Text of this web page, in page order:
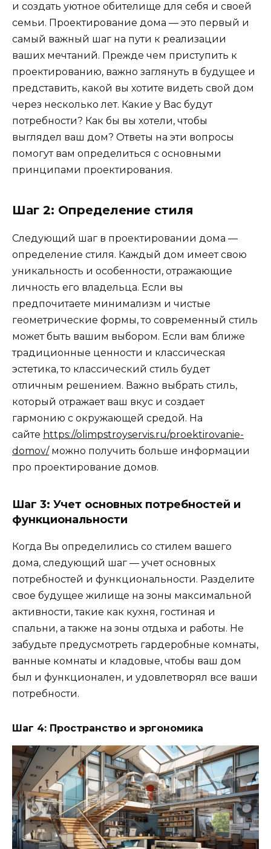
и создать уютное обителище для себя и своей
семьи. Проектирование дома — это первый и
самый важный шаг на пути к реализации
ваших мечтаний. Прежде чем приступить к
проектированию, важно заглянуть в будущее и
представить, какой вы хотите видеть свой дом
через несколько лет. Какие у Вас будут
потребности? Как бы вы хотели, чтобы
выглядел ваш дом? Ответы на эти вопросы
помогут вам определиться с основными
принципами проектирования.
Шаг 2: Определение стиля
Следующий шаг в проектировании дома —
определение стиля. Каждый дом имеет свою
уникальность и особенности, отражающие
личность его владельца. Если вы
предпочитаете минимализм и чистые
геометрические формы, то современный стиль
может быть вашим выбором. Если вам ближе
традиционные ценности и классическая
эстетика, то классический стиль будет
отличным решением. Важно выбрать стиль,
который отражает ваш вкус и создает
гармонию с окружающей средой. На
сайте https://olimpstroyservis.ru/proektirovanie-
domov/можно получить больше информации
про проектирование домов.
Шаг 3: Учет основных потребностей и
функциональности
Когда Вы определились со стилем вашего
дома, следующий шаг — учет основных
потребностей и функциональности. Разделите
свое будущее жилище на зоны максимальной
активности, такие как кухня, гостиная и
спальни, а также на зоны отдыха и работы. Не
забудьте предусмотреть гардеробные комнаты,
ванные комнаты и кладовые, чтобы ваш дом
был и функционален, и удовлетворял все ваши
потребности.
Шаг 4: Пространство и эргономика